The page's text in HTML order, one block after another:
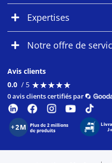
Expertises
Notre offre de
Avis clients
0.0 / 5 ★★★★★
★★★★★
0 avis clients certifiés par